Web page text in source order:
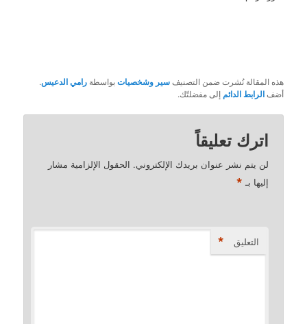
هذه المقالة نُشرت ضمن التصنيفسير وشخصياتبواسطةرامي الدعيس.
أضفالرابط الدائم إلى مفضلتّك.
اترك تعليقاً
لن يتم نشر عنوان بريدك الإلكتروني. الحقول الإلزامية مشار
إليها بـ *
التعليق *